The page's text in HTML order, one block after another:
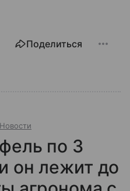
Поделиться
Новости
по 3
он лежит до